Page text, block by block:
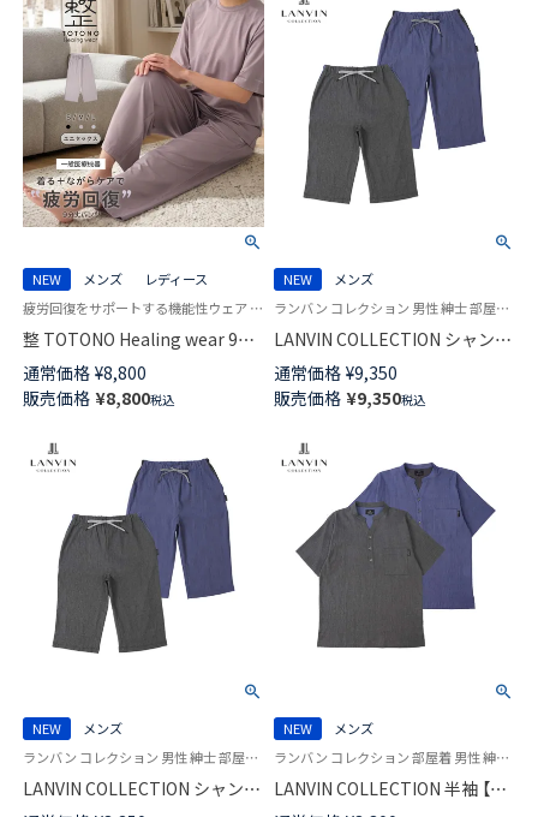
NEW メンズ
レディース
疲労回復をサポートする機能性ウェア 手軽にからだメンテナンス トトノ ヒーリングウェア
整 TOTONO Healing wear 9分
丈パンツ リカバリーウェア 疲
労回復 遠赤外線 血行促進 一般
医療機器 TERAX TECHNOLOGY
ー ライト）ユニセックス
97321008
通常価格 ¥8,800
販売価格 ¥8,800税込
NEW
メンズ
ランバン コレクション 男性 紳士 部屋着 ラウンジウェア
LANVIN COLLECTION シャンブ
レー楊柳 ハーフパンツ 【LLサイ
ズ】 スウェットパンツ 半ズボン
メンズ 【ボトムスのみ】
通常価格 ¥9,350
販売価格 ¥9,350税込
NEW
メンズ
ランバン コレクション 男性 紳士 部屋着 ラウンジウェア
LANVIN COLLECTION シャンブ
レー楊柳 ハーフパンツ 【M Lサ
NEW
メンズ
ランバン コレクション 部屋着 男性 紳士 ラウンジウェア
LANVIN COLLECTION 半袖 【LL
サイズ】 シャンブレー楊柳 日本